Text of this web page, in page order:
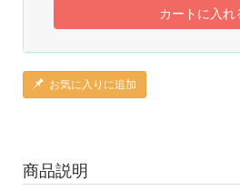
カートに入れ
お気に入りに追加
商品説明